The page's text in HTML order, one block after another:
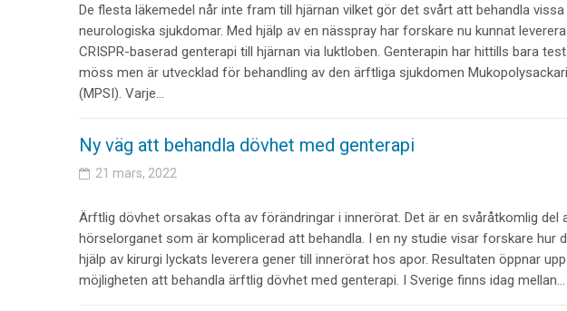
De flesta läkemedel når inte fram till hjärnan vilket gör det svårt att behandla vissa
neurologiska sjukdomar. Med hjälp av en nässpray har forskare nu kunnat
CRISPR-baserad genterapi till hjärnan via luktloben. Genterapin har hittills bara
möss men är utvecklad för behandling av den ärftliga sjukdomen
(MPSI). Varje…
Ny väg att behandla dövhet med genterapi
21 mars, 2022
Ärftlig dövhet orsakas ofta av förändringar i innerörat. Det är en svåråtkomlig del
hörselorganet som är komplicerad att behandla. I en ny studie visar forskare hur
hjälp av kirurgi lyckats leverera gener till innerörat hos apor. Resultaten öppnar
möjligheten att behandla ärftlig dövhet med genterapi. I Sverige finns idag mellan…